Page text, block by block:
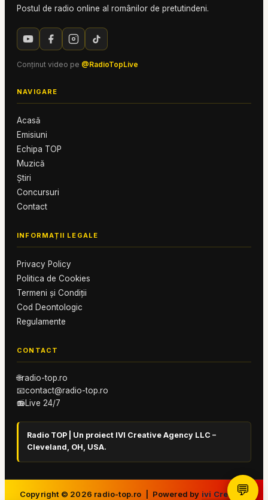
Postul de radio online al românilor de pretutindeni.
Conținut video pe @RadioTopLive
NAVIGARE
Acasă
Emisiuni
Echipa TOP
Muzică
Știri
Concursuri
Contact
INFORMAȚII LEGALE
Privacy Policy
Politica de Cookies
Termeni și Condiții
Cod Deontologic
Regulamente
CONTACT
🌐radio-top.ro
📧contact@radio-top.ro
📻Live 24/7
Radio TOP | Un proiect IVI Creative Agency LLC –
Cleveland, OH, USA.
Copyright © 2026 radio-top.ro | Powered by ivi Creative
💬